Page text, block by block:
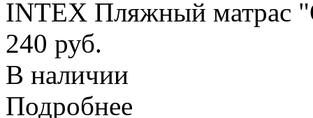
INTEX Пляжный
240 руб.
В наличии
Подробнее